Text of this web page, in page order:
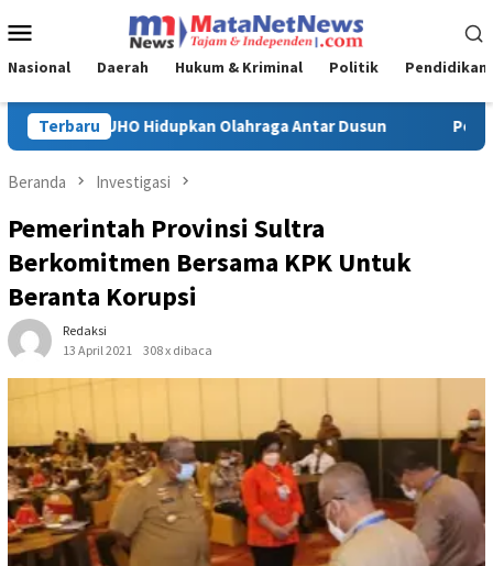
ke
Mobile
Nasional Daerah Hukum & Kriminal Politik Pendidikan
Terbaru Polda Sultra Bumi Hanguskan 5,4 Kg Narkotika,
Beranda Investigasi
Pemerintah Provinsi Sultra
Berkomitmen Bersama KPK Untuk
Beranta Korupsi
Redaksi
13 April 2021
308 x dibaca